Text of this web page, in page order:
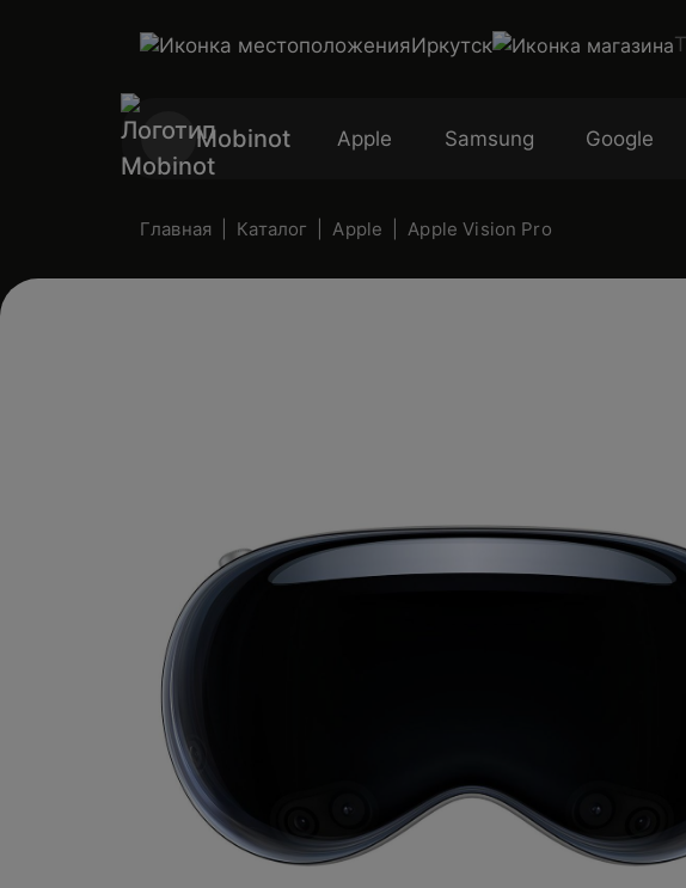
Иркутск
Mobinot Apple Samsung Google
Главная Каталог Apple Apple Vision Pro